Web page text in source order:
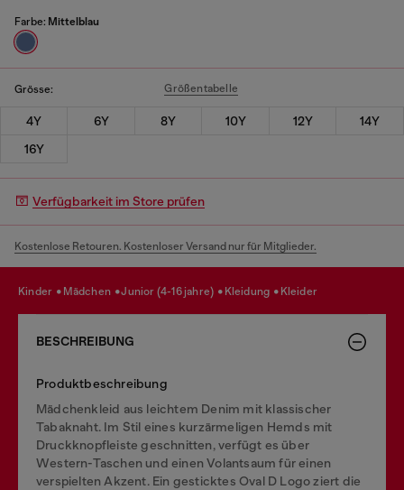
Farbe: Mittelblau
Grösse: Größentabelle
4Y 6Y 8Y 10Y 12Y
14Y
16Y
Verfügbarkeit im Store prüfen
Kostenlose Retouren. Kostenloser Versand nur für Mitglieder.
kinder mädchen junior (4-16 jahre) kleidung kleider
BESCHREIBUNG
Produktbeschreibung
Mädchenkleid aus leichtem Denim mit klassischer
Tabaknaht. Im Stil eines kurzärmeligen Hemds mit
Druckknopfleiste geschnitten, verfügt es über
Western-Taschen und einen Volantsaum für einen
verspielten Akzent. Ein gesticktes Oval D Logo ziert die